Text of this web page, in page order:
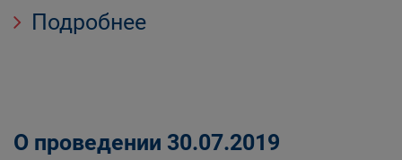
Подробнее
О проведении 30.07.2019